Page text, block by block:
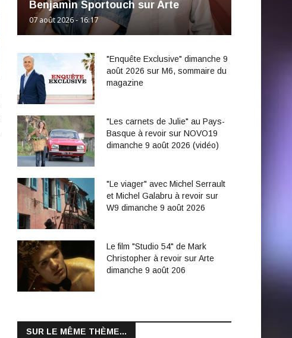
Benjamin Sportouch sur Arte
07 août 2026 - 16:17
"Enquête Exclusive" dimanche 9
août 2026 sur M6, sommaire du
magazine
"Les carnets de Julie" au Pays-
Basque à revoir sur NOVO19
dimanche 9 août 2026 (vidéo)
"Le viager" avec Michel Serrault
et Michel Galabru à revoir sur
W9 dimanche 9 août 2026
Le film "Studio 54" de Mark
Christopher à revoir sur Arte
dimanche 9 août 206
SUR LE MÊME THÈME...